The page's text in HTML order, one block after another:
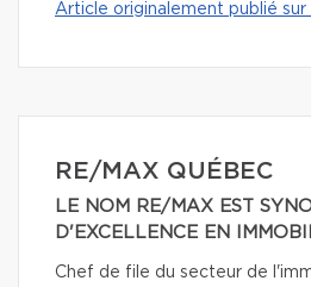
Article originalement publié sur
RE/MAX QUÉBEC
LE NOM RE/MAX EST
D'EXCELLENCE EN
Chef de file du secteur de